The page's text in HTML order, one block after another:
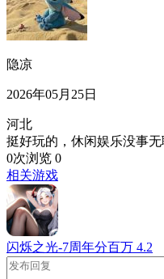
隐凉
2026年05月25日
河北
挺好玩的，休闲娱乐没事
0次浏览 0
相关游戏
闪烁之光-7周年分百万 4.2